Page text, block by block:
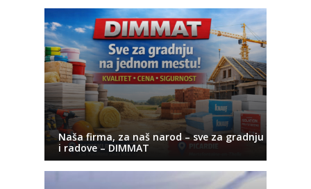
Naša firma, za naš narod – sve za gradnju
i radove – DIMMAT